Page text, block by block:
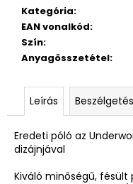
Kategória:
EAN vonalkód:
Szín:
Anyagösszetétel:
Leírás Beszélgetés
Eredeti póló az
dizájnjával
Kiváló minőségű, fésült